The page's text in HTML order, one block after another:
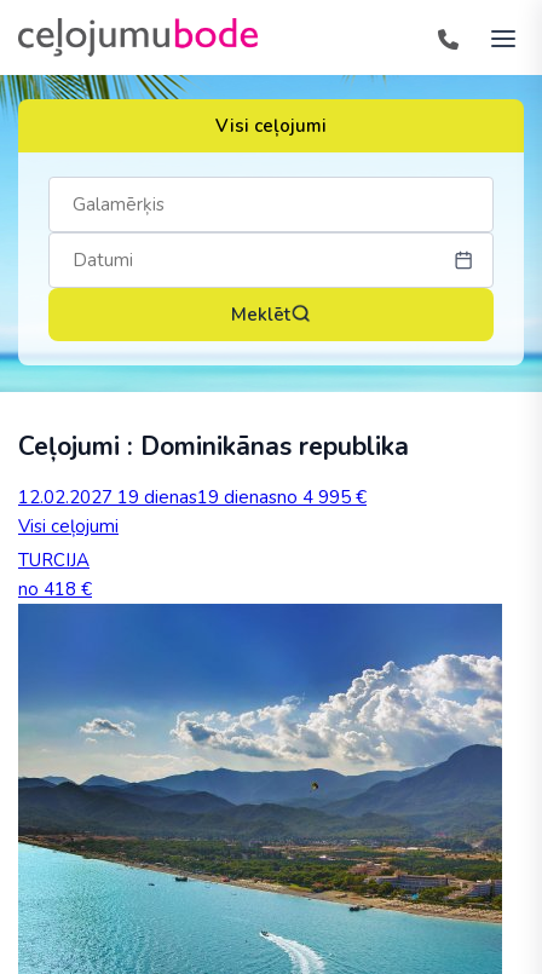
Visi ceļojumi
Meklēt
Ceļojumi : Dominikānas republika
12.02.2027 19 dienas19 dienasno 4 995 €
Visi ceļojumi
TURCIJA
no 418 €